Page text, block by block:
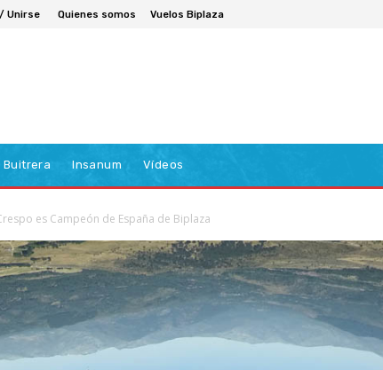
Unirse Quienes somos Vuelos Biplaza
Buitrera Insanum Vídeos
es Campeón de España de Biplaza